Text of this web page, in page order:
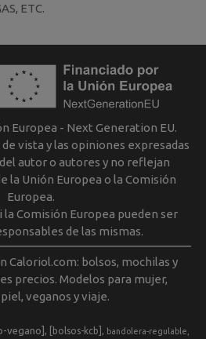
ETC.
Europea - Next Generation EU.
vista y las opiniones expresadas
autor o autores y no reflejan
la Unión Europea o la Comisión
Europea.
la Comisión Europea pueden ser
de las mismas.
Caloriol.com: bolsos, mochilas y
precios. Modelos para mujer,
veganos y viaje.
vegano] [bolsos-kcb] bandolera-regulable